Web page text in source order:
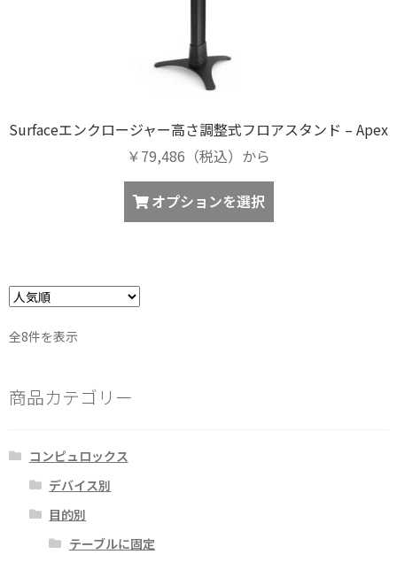
Surfaceエンクロージャー高さ調整式フロアスタンド – Apex
￥79,486（税込）から
オプションを選択
全8件を表示
商品カテゴリー
コンピュロックス
デバイス別
目的別
テーブルに固定